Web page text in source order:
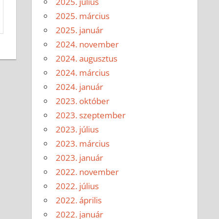
2025. március
2025. január
2024. november
2024. augusztus
2024. március
2024. január
2023. október
2023. szeptember
2023. július
2023. március
2023. január
2022. november
2022. július
2022. április
2022. január